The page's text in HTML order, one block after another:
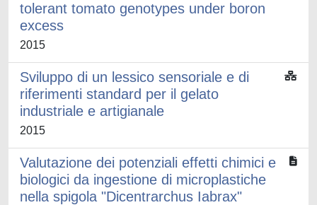
tolerant tomato genotypes under boron
excess
2015
Sviluppo di un lessico sensoriale e di
riferimenti standard per il gelato
industriale e artigianale
2015
Valutazione dei potenziali effetti chimici e
biologici da ingestione di microplastiche
nella spigola "Dicentrarchus Iabrax"